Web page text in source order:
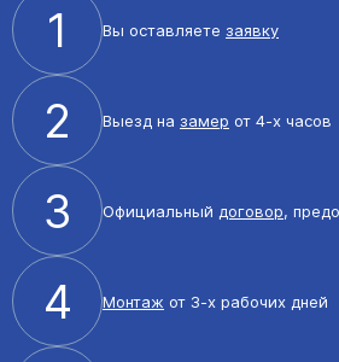
1 Вы оставляете заявку
2 Выезд на замер от 4-х часов
3 Официальный договор,
4 Монтаж от 3-х рабочих дней